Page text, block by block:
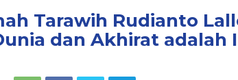
Tarawih Rudianto
dan Akhirat adalah